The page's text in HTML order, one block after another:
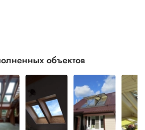
объектов